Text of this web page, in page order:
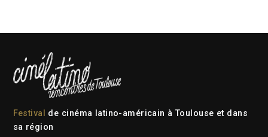
Festival
de cinéma latino-américain à Toulouse et dans
sa région